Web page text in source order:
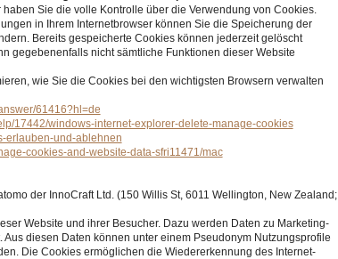
Sie die volle Kontrolle über die Verwendung von Cookies.
in Ihrem Internetbrowser können Sie die Speicherung der
Bereits gespeicherte Cookies können jederzeit gelöscht
gegebenenfalls nicht sämtliche Funktionen dieser Website
wie Sie die Cookies bei den wichtigsten Browsern verwalten
61416?hl=de
17442/windows-internet-explorer-delete-manage-cookies
erlauben-und-ablehnen
cookies-and-website-data-sfri11471/mac
der InnoCraft Ltd. (150 Willis St, 6011 Wellington, New Zealand;
Website und ihrer Besucher. Dazu werden Daten zu Marketing-
diesen Daten können unter einem Pseudonym Nutzungsprofile
Die Cookies ermöglichen die Wiedererkennung des Internet-